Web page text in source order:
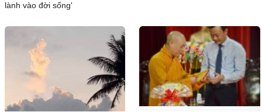
lành vào đời sống'